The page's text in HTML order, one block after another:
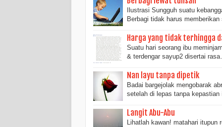
Ilustrasi Sungguh suatu
Berbagi tidak harus
Harga yang tidak terhingga
Suatu hari seorang ibu
& terdengar sayup2 disertai
Nan layu tanpa dipetik
Badai bargejolak mengobarak
setelah di lepas tanpa
Langit Abu-Abu
Lihatlah kawan! matahari itupun